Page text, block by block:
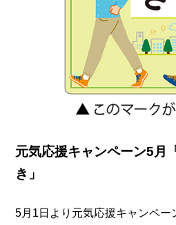
元気応援キャンペーン5月
き」
5月1日より元気応援キャンペー